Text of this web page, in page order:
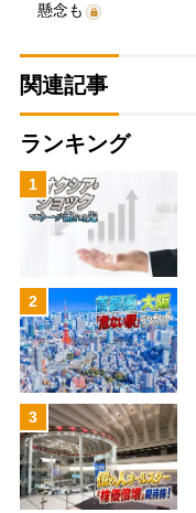
懸念も
関連記事
ランキング
1
2
3